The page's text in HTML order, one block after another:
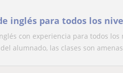
inglés para todos los
con experiencia para todos
alumnado, las clases son